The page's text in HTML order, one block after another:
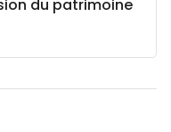
du patrimoine